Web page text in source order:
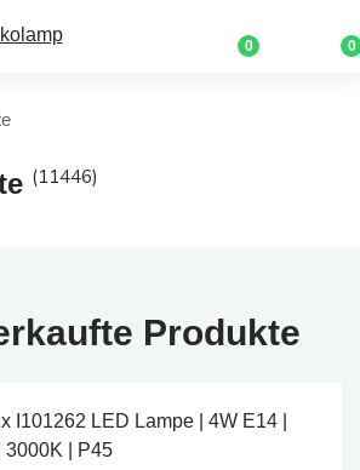
0 0
(11446)
Produkte
I101262 LED Lampe | 4W E14 |
3000K | P45